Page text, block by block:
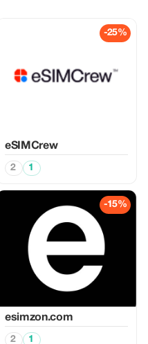
-25%
eSIMCrew
2 1
-15%
esimzon.com
2 1